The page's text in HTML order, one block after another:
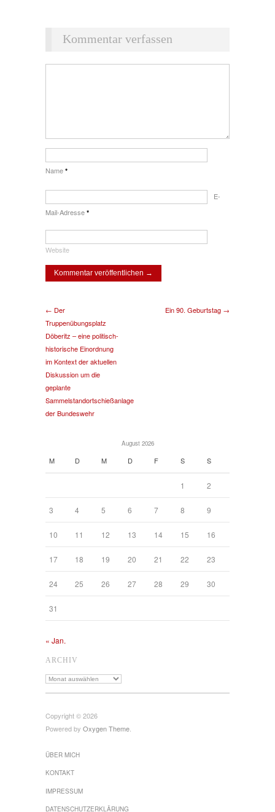
Kommentar verfassen
Name *
E-
Mail-Adresse *
Website
← Der
Truppenübungsplatz
Döberitz – eine politisch-
historische Einordnung
im Kontext der aktuellen
Diskussion um die
geplante
Sammelstandortschießanlage
der Bundeswehr
Ein 90. Geburtstag →
August 2026
M D M D F S S
1 2
3 4 5 6 7 8 9
10 11 12 13 14 15 16
17 18 19 20 21 22 23
24 25 26 27 28 29 30
31
« Jan.
ARCHIV
Archiv
Copyright © 2026
Powered by Oxygen Theme
ÜBER MICH
KONTAKT
IMPRESSUM
DATENSCHUTZ­ERKLÄRUNG